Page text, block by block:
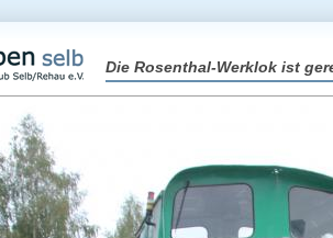
Die Rosenthal-Werklok ist